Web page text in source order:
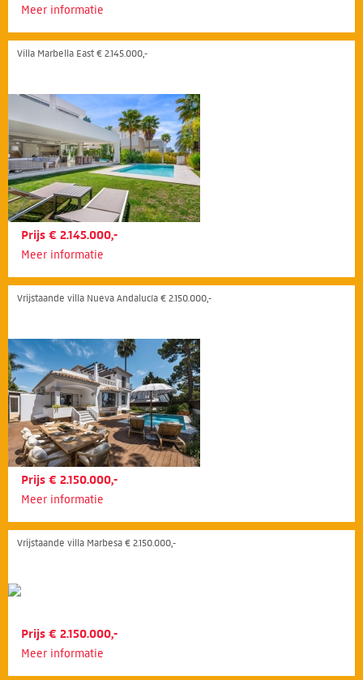
Meer informatie
Villa Marbella East € 2.145.000,-
Prijs € 2.145.000,-
Meer informatie
Vrijstaande villa Nueva Andalucía € 2.150.000,-
Prijs € 2.150.000,-
Meer informatie
Vrijstaande villa Marbesa € 2.150.000,-
Prijs € 2.150.000,-
Meer informatie